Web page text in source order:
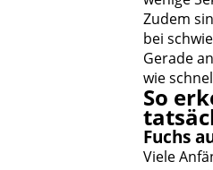
Zudem
bei
Gerade
wie
So
Fuchs
Viele